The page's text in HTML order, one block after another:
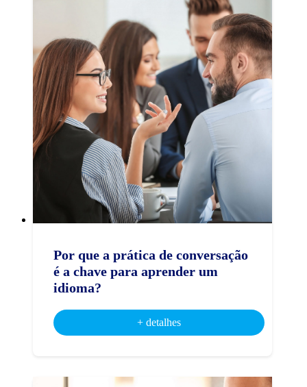
Por que a prática de conversação
é a chave para aprender um
idioma?
+ detalhes